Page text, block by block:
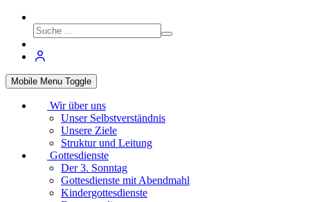
Mobile Menu Toggle
Wir über uns
Unser Selbstverständnis
Unsere Ziele
Struktur und Leitung
Gottesdienste
Der 3. Sonntag
Gottesdienste mit Abendmahl
Kindergottesdienste